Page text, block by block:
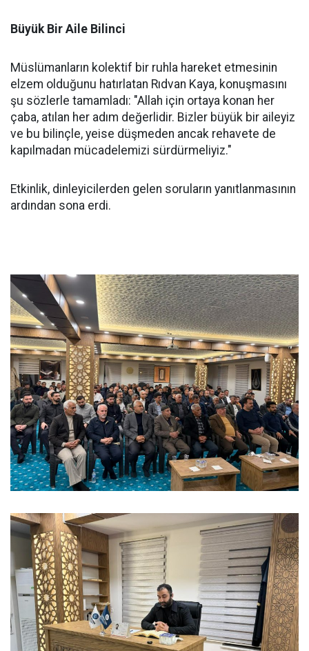
Büyük Bir Aile Bilinci
Müslümanların kolektif bir ruhla hareket etmesinin
elzem olduğunu hatırlatan Rıdvan Kaya, konuşmasını
şu sözlerle tamamladı: "Allah için ortaya konan her
çaba, atılan her adım değerlidir. Bizler büyük bir aileyiz
ve bu bilinçle, yeise düşmeden ancak rehavete de
kapılmadan mücadelemizi sürdürmeliyiz."
Etkinlik, dinleyicilerden gelen soruların yanıtlanmasının
ardından sona erdi.